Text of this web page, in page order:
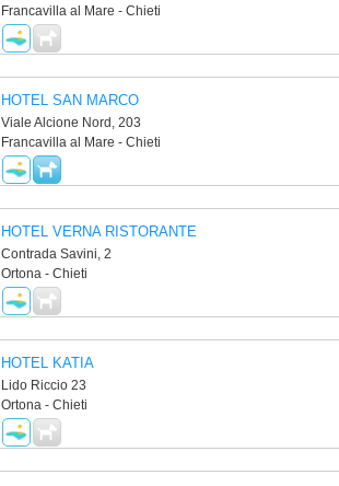
Francavilla al Mare - Chieti
HOTEL SAN MARCO
Viale Alcione Nord, 203
Francavilla al Mare - Chieti
HOTEL VERNA RISTORANTE
Contrada Savini, 2
Ortona - Chieti
HOTEL KATIA
Lido Riccio 23
Ortona - Chieti